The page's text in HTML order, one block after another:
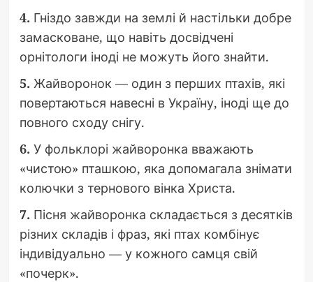
4. Гніздо завжди на землі й настільки добре
замасковане, що навіть досвідчені
орнітологи іноді не можуть його знайти.
5. Жайворонок — один з перших птахів, які
повертаються навесні в Україну, іноді ще до
повного сходу снігу.
6. У фольклорі жайворонка вважають
«чистою» пташкою, яка допомагала знімати
колючки з тернового вінка Христа.
7. Пісня жайворонка складається з десятків
різних складів і фраз, які птах комбінує
індивідуально — у кожного самця свій
«почерк».